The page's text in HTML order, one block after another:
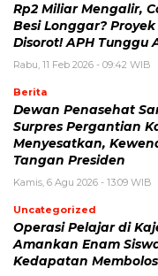
Rp2 Miliar Mengalir,
Besi Longgar?
Disorot! APH Tunggu
Rabu, 11 Feb 2026 - 09:42 WIB
Berita
Dewan Penasehat
Surpres Pergantian
Menyesatkan,
Tangan Presiden
Kamis, 6 Agu 2026 - 13:09 WIB
Uncategorized
Operasi Pelajar di
Amankan Enam
Kedapatan Membolos